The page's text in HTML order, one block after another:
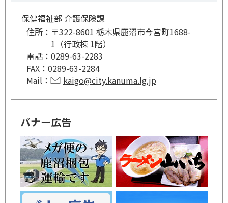
保健福祉部 介護保険課
住所： 〒322-8601 栃木県鹿沼市今宮町1688-
1（行政棟 1階）
電話： 0289-63-2283
FAX： 0289-63-2284
Mail：
kaigo@city.kanuma.lg.jp
バナー広告